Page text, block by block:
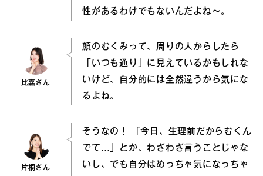
性があるわけでもないんだよね～。
比嘉さん
顔のむくみって、周りの人からしたら
「いつも通り」に見えているかもしれな
いけど、自分的には全然違うから気にな
るよね。
片桐さん
そうなの！ 「今日、生理前だからむくん
でて…」とか、わざわざ言うことじゃな
いし、でも自分はめっちゃ気になっちゃ